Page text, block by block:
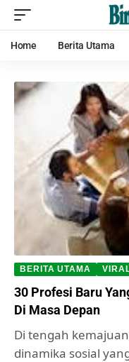
Home Berita Utama
BERITA UTAMA
30 Profesi Baru
Di Masa Depan
Di tengah
dinamika sosial